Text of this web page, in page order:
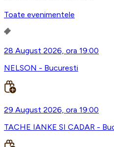
Toate evenimentele
28 August 2026, ora 19:00
NELSON - Bucuresti
29 August 2026, ora 19:00
TACHE IANKE SI CADAR -